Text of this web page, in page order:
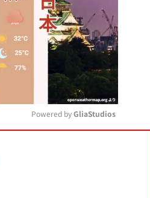
Powered by GliaStudios